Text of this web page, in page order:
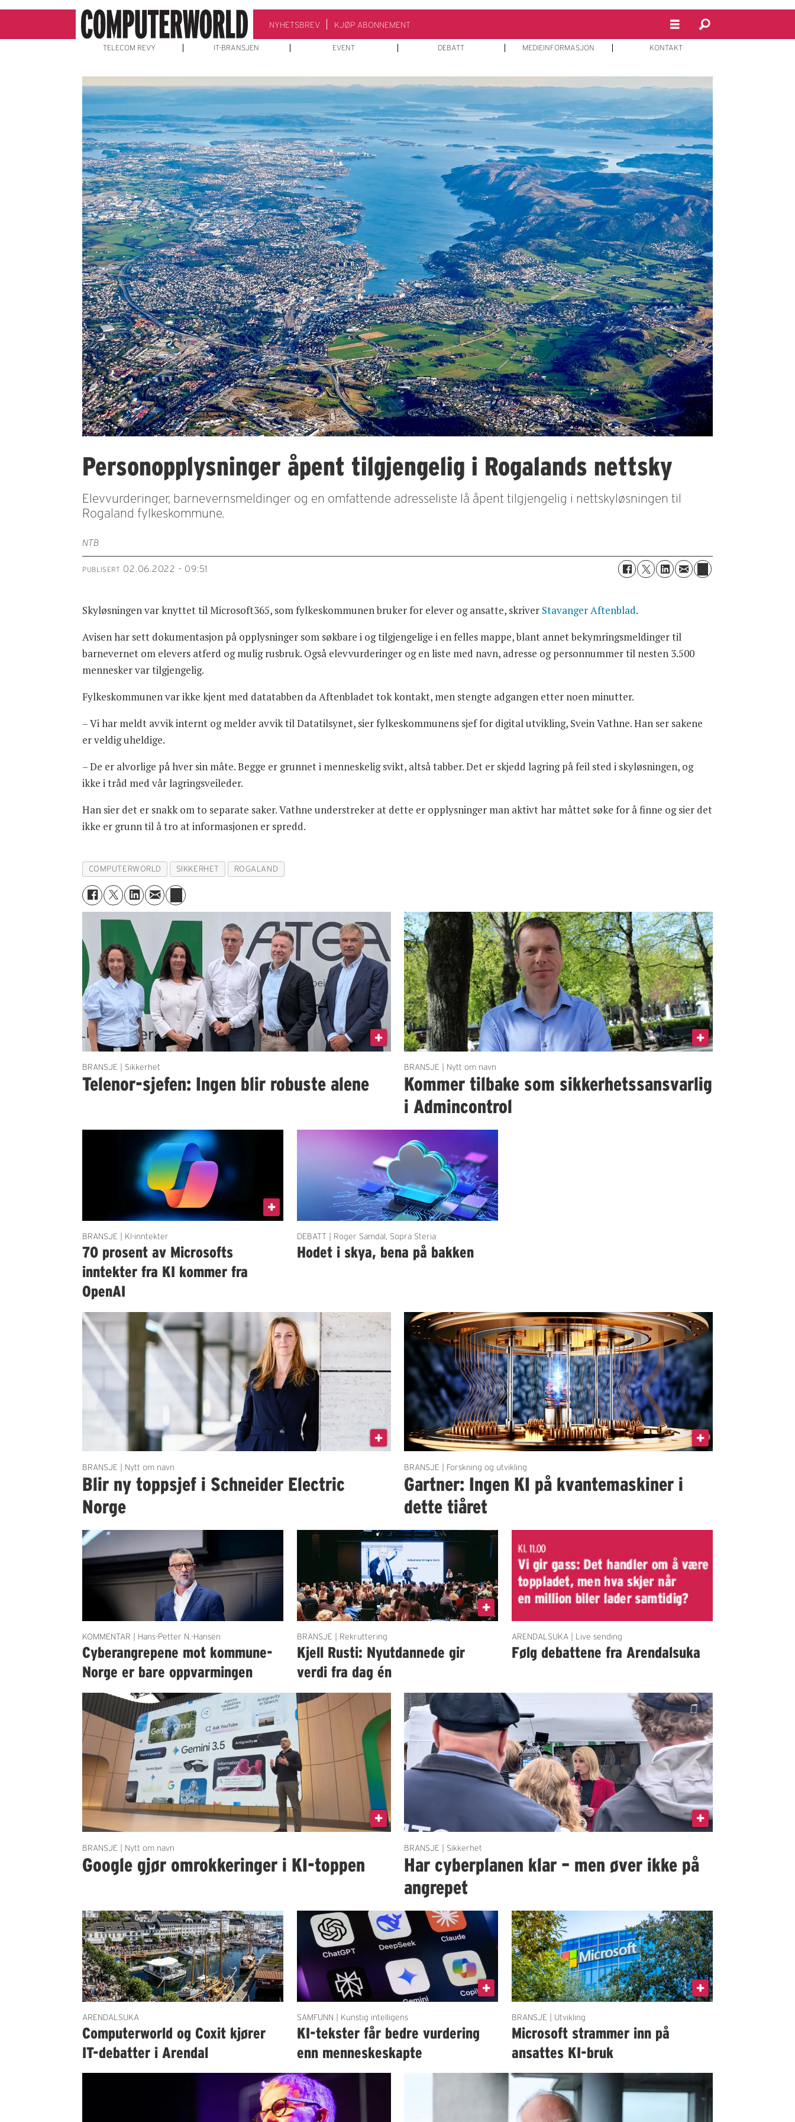
NYHETSBREV KJØP ABONNEMENT
TELECOM REVY IT-BRANSJEN EVENT DEBATT MEDIEINFORMASJON KONTAKT
Personopplysninger åpent tilgjengelig i Rogalands nettsky
Elevvurderinger, barnevernsmeldinger og en omfattende adresseliste lå åpent tilgjengelig i nettskyløsningen til
Rogaland fylkeskommune.
NTB
PUBLISERT 02.06.2022 - 09:51
Skyløsningen var knyttet til Microsoft365, som fylkeskommunen bruker for elever og ansatte, skriver Stavanger Aftenblad.
Avisen har sett dokumentasjon på opplysninger som søkbare i og tilgjengelige i en felles mappe, blant annet bekymringsmeldinger til
barnevernet om elevers atferd og mulig rusbruk. Også elevvurderinger og en liste med navn, adresse og personnummer til nesten 3.500
mennesker var tilgjengelig.
Fylkeskommunen var ikke kjent med datatabben da Aftenbladet tok kontakt, men stengte adgangen etter noen minutter.
– Vi har meldt avvik internt og melder avvik til Datatilsynet, sier fylkeskommunens sjef for digital utvikling, Svein Vathne. Han ser sakene
er veldig uheldige.
– De er alvorlige på hver sin måte. Begge er grunnet i menneskelig svikt, altså tabber. Det er skjedd lagring på feil sted i skyløsningen, og
ikke i tråd med vår lagringsveileder.
Han sier det er snakk om to separate saker. Vathne understreker at dette er opplysninger man aktivt har måttet søke for å finne og sier det
ikke er grunn til å tro at informasjonen er spredd.
COMPUTERWORLD SIKKERHET ROGALAND
BRANSJE | Sikkerhet
Telenor-sjefen: Ingen blir robuste alene
BRANSJE | Nytt om navn
Kommer tilbake som sikkerhetssansvarlig
i Admincontrol
BRANSJE | KI-inntekter
70 prosent av Microsofts
inntekter fra KI kommer fra
OpenAI
DEBATT | Roger Samdal, Sopra Steria
Hodet i skya, bena på bakken
BRANSJE | Nytt om navn
Blir ny toppsjef i Schneider Electric
Norge
BRANSJE | Forskning og utvikling
Gartner: Ingen KI på kvantemaskiner i
dette tiåret
KOMMENTAR | Hans-Petter N.-Hansen
Cyberangrepene mot kommune-
Norge er bare oppvarmingen
BRANSJE | Rekruttering
Kjell Rusti: Nyutdannede gir
verdi fra dag én
ARENDALSUKA | Live sending
Følg debattene fra Arendalsuka
BRANSJE | Nytt om navn
Google gjør omrokkeringer i KI-toppen
BRANSJE | Sikkerhet
Har cyberplanen klar – men øver ikke på
angrepet
ARENDALSUKA
Computerworld og Coxit kjører
IT-debatter i Arendal
SAMFUNN | Kunstig intelligens
KI-tekster får bedre vurdering
enn menneskeskapte
BRANSJE | Utvikling
Microsoft strammer inn på
ansattes KI-bruk